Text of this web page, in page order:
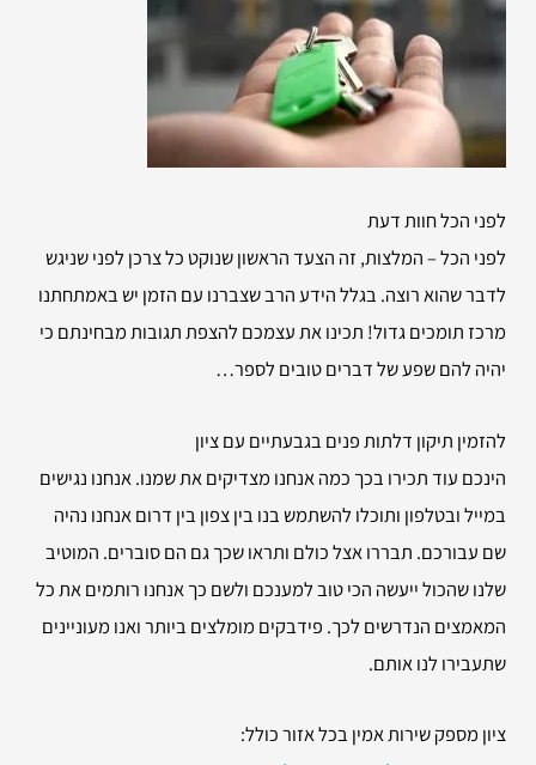
לפני הכל חוות דעת
לפני הכל – המלצות, זה הצעד הראשון שנוקט כל צרכן לפני שניגש
לדבר שהוא רוצה. בגלל הידע הרב שצברנו עם הזמן יש באמתחתנו
מרכז תומכים גדול! תכינו את עצמכם להצפת תגובות מבחינתם כי
יהיה להם שפע של דברים טובים לספר…
להזמין תיקון דלתות פנים בגבעתיים עם ציון
הינכם עוד תכירו בכך כמה אנחנו מצדיקים את שמנו. אנחנו נגישים
במייל ובטלפון ותוכלו להשתמש בנו בין צפון בין דרום אנחנו נהיה
שם עבורכם. תבררו אצל כולם ותראו שכך גם הם סוברים. המוטיב
שלנו שהכול ייעשה הכי טוב למענכם ולשם כך אנחנו רותמים את כל
המאמצים הנדרשים לכך. פידבקים מומלצים ביותר ואנו מעוניינים
שתעבירו לנו אותם.
ציון מספק שירות אמין בכל אזור כולל: